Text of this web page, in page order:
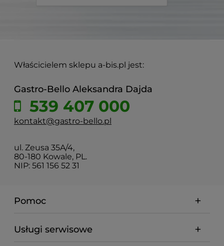
Właścicielem sklepu a-bis.pl jest:
Gastro-Bello Aleksandra Dajda
539 407 000
kontakt@gastro-bello.pl
ul. Zeusa 35A/4,
80-180 Kowale, PL.
NIP: 561 156 52 31
Pomoc
Usługi serwisowe